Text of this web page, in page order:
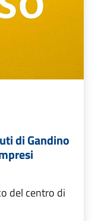
di Gandino
del centro di